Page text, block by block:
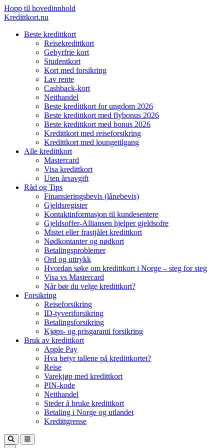
Hopp til hovedinnhold
Kredittkort.nu
Beste kredittkort
Reisekredittkort
Gebyrfrie kort
Studentkort
Kort med forsikring
Lav rente
Cashback-kort
Netthandel
Beste kredittkort for ungdom 2026
Beste kredittkort med flybonus 2026
Beste kredittkort med bonus 2026
Kredittkort med reiseforsikring
Kredittkort med loungetilgang
Alle kredittkort
Mastercard
Visa kredittkort
Uten årsavgift
Råd og Tips
Finansieringsbevis (lånebevis)
Gjeldsregister
Kontaktinformasjon til kundesentere
Gjeldsoffer-Alliansen hjelper gjeldsofre
Mistet eller frastjålet kredittkort
Nødkontanter og nødkort
Betalingsproblemer
Ord og uttrykk
Hvordan søke om kredittkort i Norge – steg for steg
Visa vs Mastercard
Når bør du velge kredittkort?
Forsikring
Reiseforsikring
ID-tyveriforsikring
Betalingsforsikring
Kjøps- og prisgaranti forsikring
Bruk av kredittkort
Apple Pay
Hva betyr tallene på kredittkortet?
Reise
Varekjøp med kredittkort
PIN-kode
Netthandel
Steder å bruke kredittkort
Betaling i Norge og utlandet
Kredittgrense